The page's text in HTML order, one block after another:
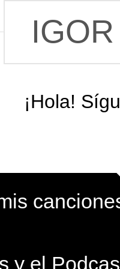
¡Hola!
y el